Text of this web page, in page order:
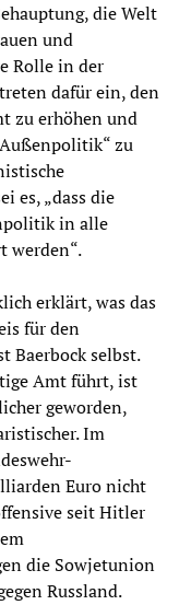
die Welt
und
Rolle in der
dafür ein, den
zu erhöhen und
zu
es, „dass die
in alle
werden“.
erklärt, was das
für den
Baerbock selbst.
Amt führt, ist
geworden,
Im
Euro nicht
seit Hitler
die Sowjetunion
Russland.